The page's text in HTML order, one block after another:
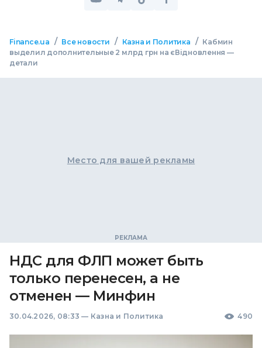
Finance.ua / Все новости / Казна и Политика / Кабмин
выделил дополнительные 2 млрд грн на єВідновлення —
детали
Место для вашей рекламы
НДС для ФЛП может быть
только перенесен, а не
отменен — Минфин
30.04.2026, 08:33 — Казна и Политика 490